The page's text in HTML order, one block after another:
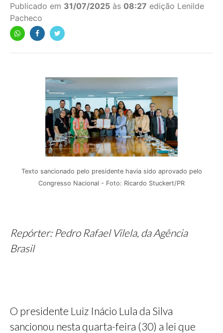
Publicado em 31/07/2025 às 08:27 edição Lenilde
Pacheco
Texto sancionado pelo presidente havia sido aprovado pelo
Congresso Nacional - Foto: Ricardo Stuckert/PR
Repórter: Pedro Rafael Vilela, da Agência
Brasil
O presidente Luiz Inácio Lula da Silva
sancionou nesta quarta-feira (30) a lei que